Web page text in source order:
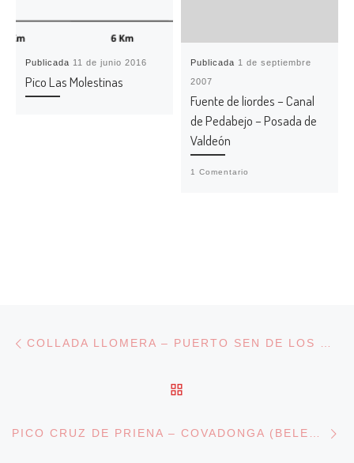
Publicada 11 de junio 2016
Pico Las Molestinas
Publicada 1 de septiembre
2007
Fuente de liordes – Canal
de Pedabejo – Posada de
Valdeón
1 Comentario
Navegación de entradas